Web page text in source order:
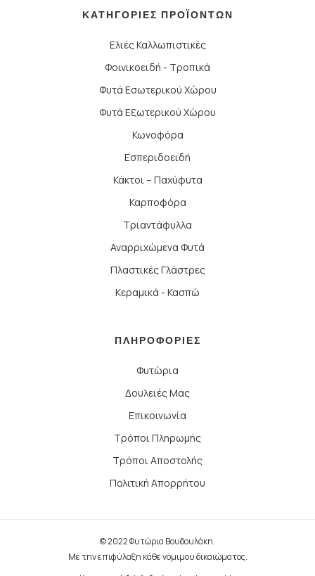
ΚΑΤΗΓΟΡΙΕΣ ΠΡΟΪΟΝΤΩΝ
Ελιές Καλλωπιστικές
Φοινικοειδή - Τροπικά
Φυτά Εσωτερικού Χώρου
Φυτά Εξωτερικού Χώρου
Κωνοφόρα
Εσπεριδοειδή
Κάκτοι – Παχύφυτα
Καρποφόρα
Τριαντάφυλλα
Αναρριχώμενα Φυτά
Πλαστικές Γλάστρες
Κεραμικά - Κασπώ
ΠΛΗΡΟΦΟΡΙΕΣ
Φυτώρια
Δουλειές Μας
Επικοινωνία
Τρόποι Πληρωμής
Τρόποι Αποστολής
Πολιτική Απορρήτου
© 2022 Φυτώρια Βουδουλάκη.
Με την επιφύλαξη κάθε νόμιμου δικαιώματος.